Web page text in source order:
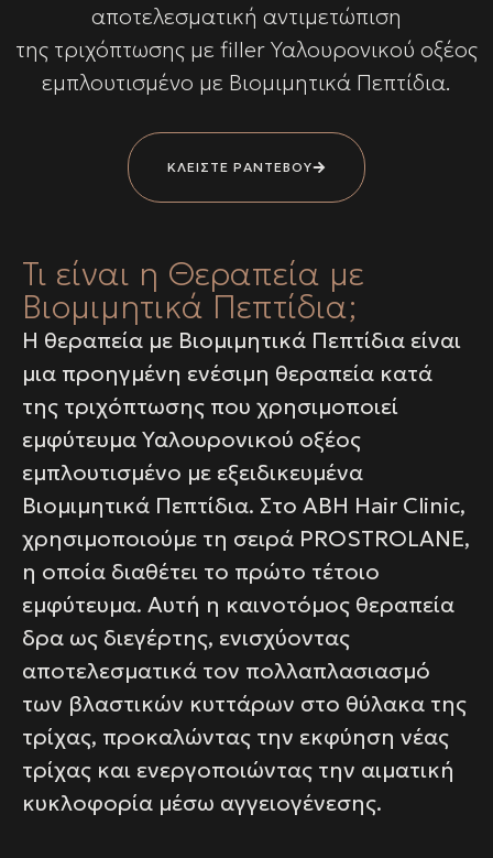
αποτελεσματική αντιμετώπιση
της τριχόπτωσης με filler Υαλουρονικού οξέος
εμπλουτισμένο με Βιομιμητικά Πεπτίδια.
ΚΛΕΙΣΤΕ ΡΑΝΤΕΒΟΥ
Τι είναι η Θεραπεία με
Βιομιμητικά Πεπτίδια;
Η θεραπεία με Βιομιμητικά Πεπτίδια είναι
μια προηγμένη ενέσιμη θεραπεία κατά
της τριχόπτωσης που χρησιμοποιεί
εμφύτευμα Υαλουρονικού οξέος
εμπλουτισμένο με εξειδικευμένα
Βιομιμητικά Πεπτίδια. Στο ABH Hair Clinic,
χρησιμοποιούμε τη σειρά PROSTROLANE,
η οποία διαθέτει το πρώτο τέτοιο
εμφύτευμα. Αυτή η καινοτόμος θεραπεία
δρα ως διεγέρτης, ενισχύοντας
αποτελεσματικά τον πολλαπλασιασμό
των βλαστικών κυττάρων στο θύλακα της
τρίχας, προκαλώντας την εκφύηση νέας
τρίχας και ενεργοποιώντας την αιματική
κυκλοφορία μέσω αγγειογένεσης.